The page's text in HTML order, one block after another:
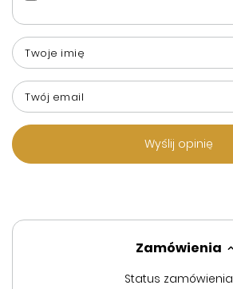
Twoje imię
Twój email
Wyślij opinię
Zamówienia
Status zamówienia